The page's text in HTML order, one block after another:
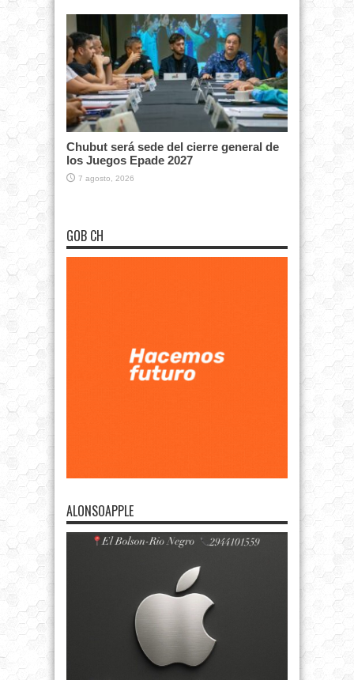
Chubut será sede del cierre general de
los Juegos Epade 2027
7 agosto, 2026
GOB CH
ALONSOAPPLE